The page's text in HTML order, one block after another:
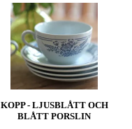
KOPP - LJUSBLÅTT OCH
BLÅTT PORSLIN